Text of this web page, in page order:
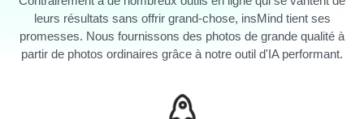
leurs résultats sans offrir grand-chose, insMind tient ses
promesses. Nous fournissons des photos de grande qualité à
partir de photos ordinaires grâce à notre outil d'IA performant.